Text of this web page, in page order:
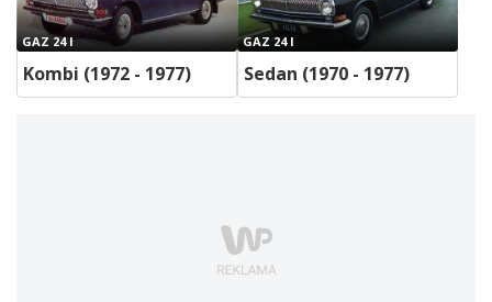
GAZ 24 I
Kombi (1972 - 1977)
GAZ 24 I
Sedan (1970 - 1977)